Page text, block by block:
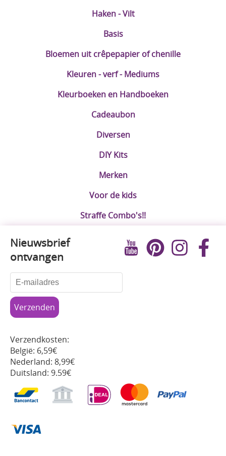
Haken - Vilt
Basis
Bloemen uit crêpepapier of chenille
Kleuren - verf - Mediums
Kleurboeken en Handboeken
Cadeaubon
Diversen
DIY Kits
Merken
Voor de kids
Straffe Combo's!!
Nieuwsbrief
ontvangen
Verzendkosten:
België: 6,59€
Nederland: 8,99€
Duitsland: 9.59€